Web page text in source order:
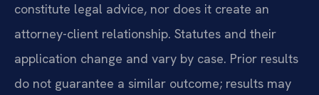
constitute legal advice, nor does it create an
attorney-client relationship. Statutes and their
application change and vary by case. Prior results
do not guarantee a similar outcome; results may